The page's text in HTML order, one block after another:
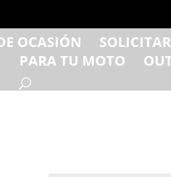
OCASIÓN
PARA TU MOTO